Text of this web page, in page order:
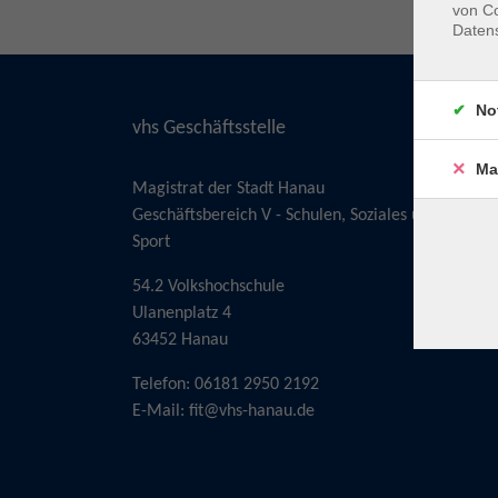
vhs Geschäftsstelle
Magistrat der Stadt Hanau
Geschäftsbereich V - Schulen, Soziales und
Sport
54.2 Volkshochschule
Ulanenplatz 4
63452 Hanau
Telefon: 06181 2950 2192
E-Mail: fit@vhs-hanau.de
von